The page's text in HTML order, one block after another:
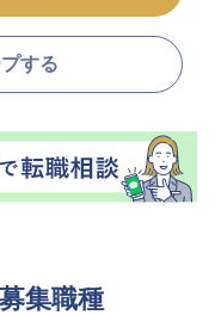
する
集職種